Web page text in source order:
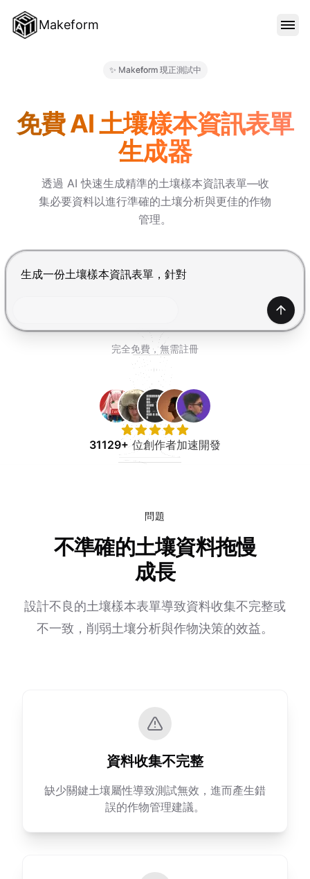
Makeform
價格
登入
✨ Makeform 現正測試中
免費 AI 土壤樣本資訊表單
生成器
透過 AI 快速生成精準的土壤樣本資訊表單—收
集必要資料以進行準確的土壤分析與更佳的作物
管理。
按 Enter 提交，Shift+Enter 換行
產生
完全免費，無需註冊
31129+位創作者加速開發
問題
不準確的土壤資料拖慢
成長
設計不良的土壤樣本表單導致資料收集不完整或
不一致，削弱土壤分析與作物決策的效益。
資料收集不完整
缺少關鍵土壤屬性導致測試無效，進而產生錯
誤的作物管理建議。